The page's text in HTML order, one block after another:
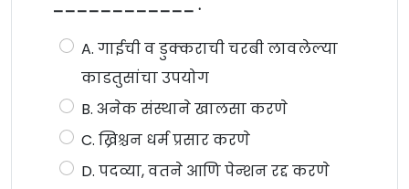
____________ .
A. गाईची व डुक्कराची चरबी लावलेल्या
काडतुसांचा उपयोग
B. अनेक संस्थाने खालसा करणे
C. ख्रिश्चन धर्म प्रसार करणे
D. पदव्या, वतने आणि पेन्शन रद्द करणे